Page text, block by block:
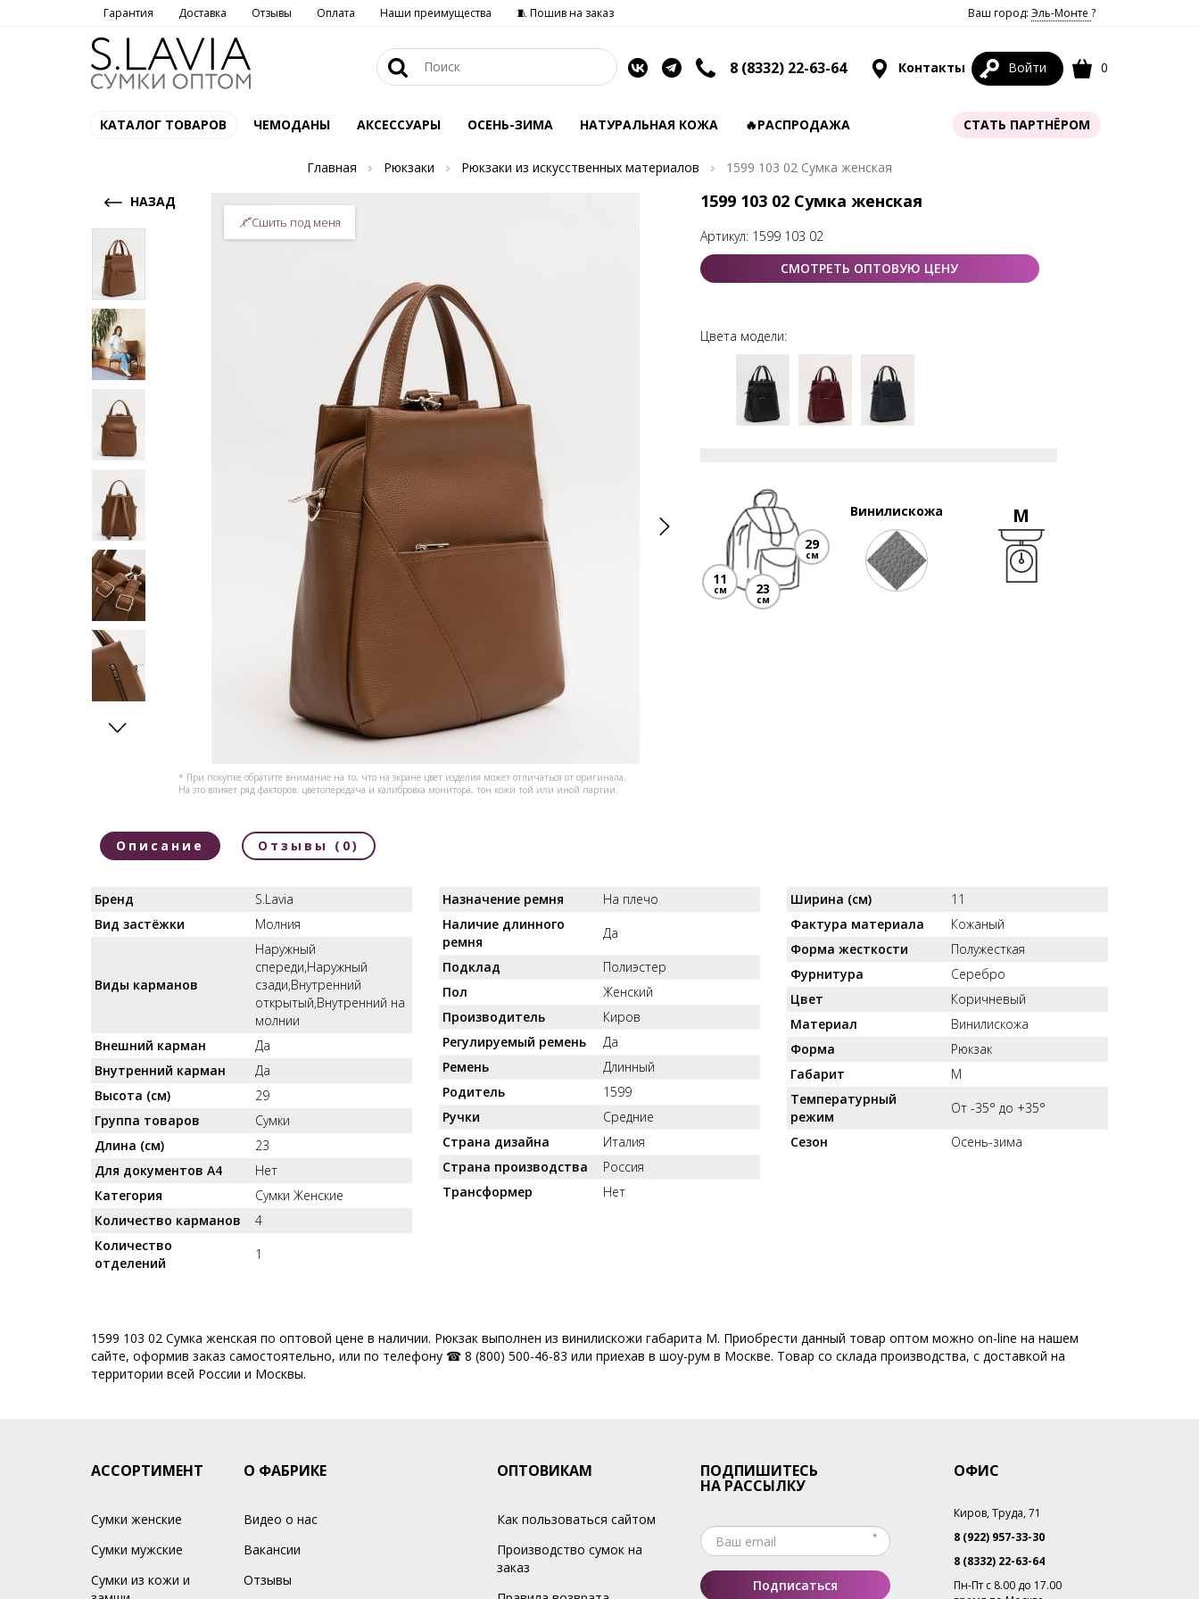
Гарантия Доставка Отзывы Оплата Наши преимущества 🧵 Пошив на заказ Ваш город: Эль-Монте ?
8 (8332) 22-63-64 Контакты Войти 0
КАТАЛОГ ТОВАРОВ ЧЕМОДАНЫ АКСЕССУАРЫ ОСЕНЬ-ЗИМА НАТУРАЛЬНАЯ КОЖА 🔥РАСПРОДАЖА СТАТЬ ПАРТНЁРОМ
Главная Рюкзаки Рюкзаки из искусственных материалов
1599 103 02 Сумка женская
НАЗАД
* При покупке обратите внимание на то, что на экране цвет изделия может отличаться от оригинала.
На это влияет ряд факторов: цветопередача и калибровка монитора, тон кожи той или иной партии.
Сшить под меня
1599 103 02 Сумка женская
Артикул: 1599 103 02
СМОТРЕТЬ ОПТОВУЮ ЦЕНУ
Цвета модели:
11
см
29
см
23
см
Винилискожа M
Описание Отзывы (0)
Бренд
S.Lavia
Вид застёжки
Молния
Виды карманов
Наружный
спереди,Наружный
сзади,Внутренний
открытый,Внутренний на
молнии
Внешний карман
Да
Внутренний карман
Да
Высота (см)
29
Группа товаров
Сумки
Длина (см)
23
Для документов А4
Нет
Категория
Сумки Женские
Количество карманов
4
Количество
отделений
1
Назначение ремня
На плечо
Наличие длинного
ремня
Да
Подклад
Полиэстер
Пол
Женский
Производитель
Киров
Регулируемый ремень
Да
Ремень
Длинный
Родитель
1599
Ручки
Средние
Страна дизайна
Италия
Страна производства
Россия
Трансформер
Нет
Ширина (см)
11
Фактура материала
Кожаный
Форма жесткости
Полужесткая
Фурнитура
Серебро
Цвет
Коричневый
Материал
Винилискожа
Форма
Рюкзак
Габарит
M
Температурный
режим
От -35° до +35°
Сезон
Осень-зима
1599 103 02 Сумка женская по оптовой цене в наличии. Рюкзак выполнен из винилискожи габарита M. Приобрести данный товар оптом можно on-line на нашем
сайте, оформив заказ самостоятельно, или по телефону ☎ 8 (800) 500-46-83 или приехав в шоу-рум в Москве. Товар со склада производства, с доставкой на
территории всей России и Москвы.
АССОРТИМЕНТ
Сумки женские
Сумки мужские
Сумки из кожи и
О ФАБРИКЕ
Видео о нас
Вакансии
Отзывы
ОПТОВИКАМ
Как пользоваться сайтом
Производство сумок на
заказ
ПОДПИШИТЕСЬ
НА РАССЫЛКУ
Подписаться
ОФИС
Киров, Труда, 71
8 (922) 957-33-30
8 (8332) 22-63-64
Пн-Пт с 8.00 до 17.00